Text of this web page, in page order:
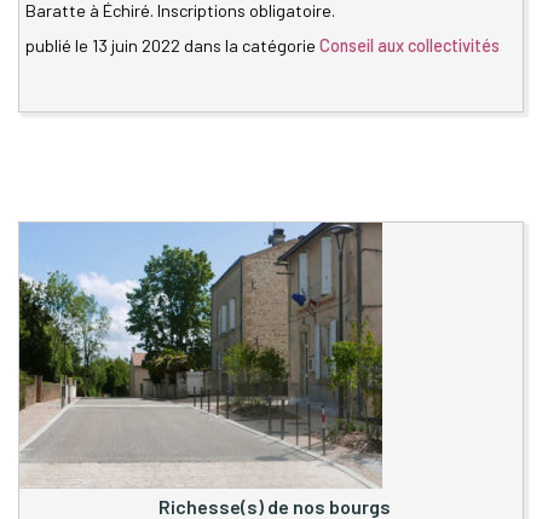
Baratte à Échiré. Inscriptions obligatoire.
publié le 13 juin 2022 dans la catégorie Conseil aux collectivités
Richesse(s) de nos bourgs